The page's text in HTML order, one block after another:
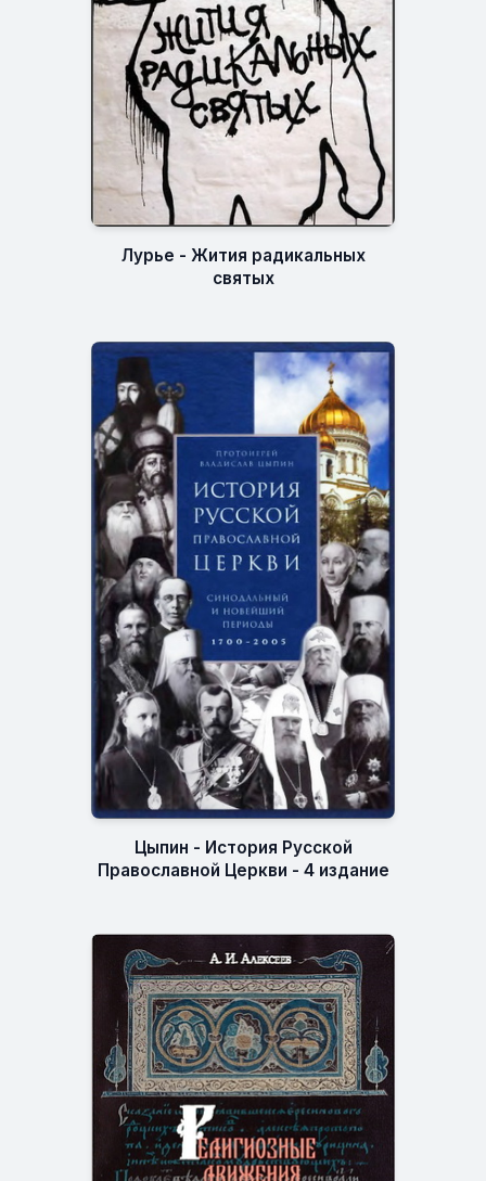
Лурье - Жития радикальных
святых
Цыпин - История Русской
Православной Церкви - 4 издание